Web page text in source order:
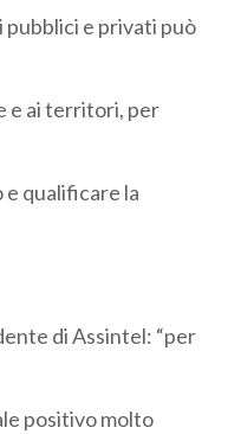
e privati può
e ai territori, per
qualificare la
di Assintel: “per
positivo molto